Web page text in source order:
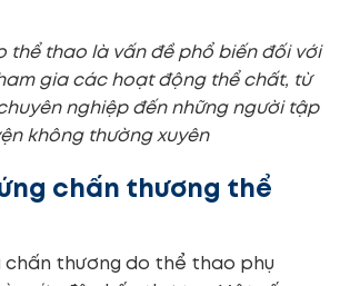
thể thao là vấn đề phổ biến đối với
gia các hoạt động thể chất, từ
nghiệp đến những người tập
không thường xuyên
chấn thương thể
chấn thương do thể thao phụ